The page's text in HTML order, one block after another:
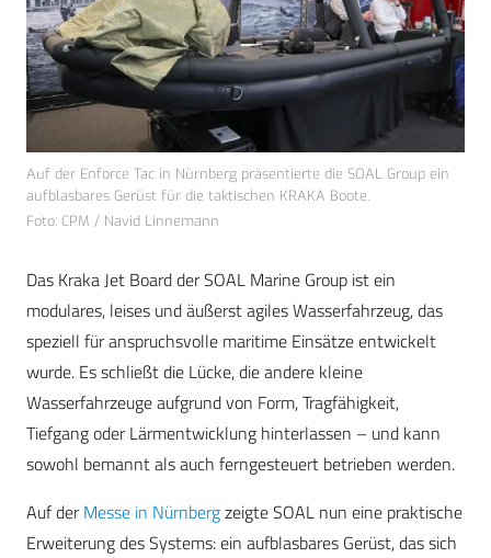
Auf der Enforce Tac in Nürnberg präsentierte die SOAL Group ein
aufblasbares Gerüst für die taktischen KRAKA Boote.
Foto: CPM / Navid Linnemann
Das Kraka Jet Board der SOAL Marine Group ist ein
modulares, leises und äußerst agiles Wasserfahrzeug, das
speziell für anspruchsvolle maritime Einsätze entwickelt
wurde. Es schließt die Lücke, die andere kleine
Wasserfahrzeuge aufgrund von Form, Tragfähigkeit,
Tiefgang oder Lärmentwicklung hinterlassen – und kann
sowohl bemannt als auch ferngesteuert betrieben werden.
Auf derMesse in Nürnbergzeigte SOAL nun eine praktische
Erweiterung des Systems: ein aufblasbares Gerüst, das sich